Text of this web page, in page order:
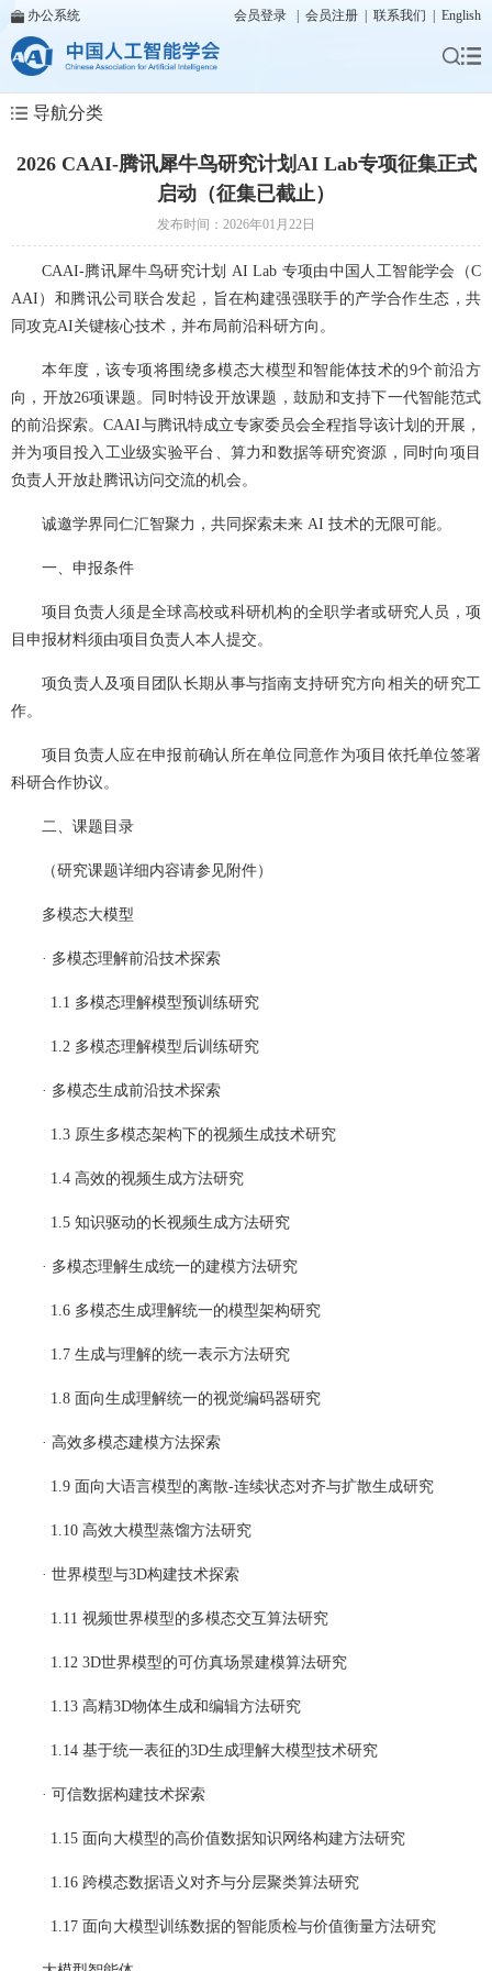
办公系统 会员登录 会员注册 联系我们 English
导航分类
2026 CAAI-腾讯犀牛鸟研究计划AI Lab专项征集正式
启动（征集已截止）
发布时间：2026年01月22日
CAAI-腾讯犀牛鸟研究计划 AI Lab 专项由中国人工智能学会（C
AAI）和腾讯公司联合发起，旨在构建强强联手的产学合作生态，共
同攻克AI关键核心技术，并布局前沿科研方向。
本年度，该专项将围绕多模态大模型和智能体技术的9个前沿方
向，开放26项课题。同时特设开放课题，鼓励和支持下一代智能范式
的前沿探索。CAAI与腾讯特成立专家委员会全程指导该计划的开展，
并为项目投入工业级实验平台、算力和数据等研究资源，同时向项目
负责人开放赴腾讯访问交流的机会。
诚邀学界同仁汇智聚力，共同探索未来 AI 技术的无限可能。
一、申报条件
项目负责人须是全球高校或科研机构的全职学者或研究人员，项
目申报材料须由项目负责人本人提交。
项负责人及项目团队长期从事与指南支持研究方向相关的研究工
作。
项目负责人应在申报前确认所在单位同意作为项目依托单位签署
科研合作协议。
二、课题目录
（研究课题详细内容请参见附件）
多模态大模型
· 多模态理解前沿技术探索
1.1 多模态理解模型预训练研究
1.2 多模态理解模型后训练研究
· 多模态生成前沿技术探索
1.3 原生多模态架构下的视频生成技术研究
1.4 高效的视频生成方法研究
1.5 知识驱动的长视频生成方法研究
· 多模态理解生成统一的建模方法研究
1.6 多模态生成理解统一的模型架构研究
1.7 生成与理解的统一表示方法研究
1.8 面向生成理解统一的视觉编码器研究
· 高效多模态建模方法探索
1.9 面向大语言模型的离散-连续状态对齐与扩散生成研究
1.10 高效大模型蒸馏方法研究
· 世界模型与3D构建技术探索
1.11 视频世界模型的多模态交互算法研究
1.12 3D世界模型的可仿真场景建模算法研究
1.13 高精3D物体生成和编辑方法研究
1.14 基于统一表征的3D生成理解大模型技术研究
· 可信数据构建技术探索
1.15 面向大模型的高价值数据知识网络构建方法研究
1.16 跨模态数据语义对齐与分层聚类算法研究
1.17 面向大模型训练数据的智能质检与价值衡量方法研究